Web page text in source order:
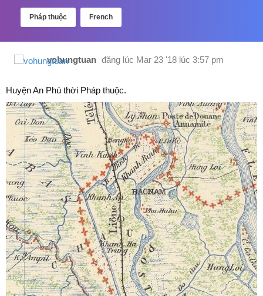
Pháp thuộc French
vohungtuan đăng lúc Mar 23 '18 lúc 3:57 pm
Huyện An Phú thời Pháp thuộc.